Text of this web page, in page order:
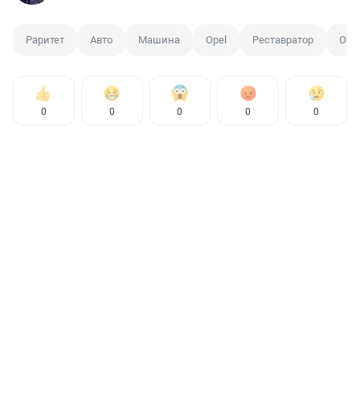
Раритет Авто Машина Opel Реставратор
0 0 0 0 0